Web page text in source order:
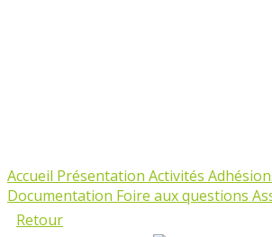
Accueil Présentation Activités
Documentation Foire aux questions
Retour